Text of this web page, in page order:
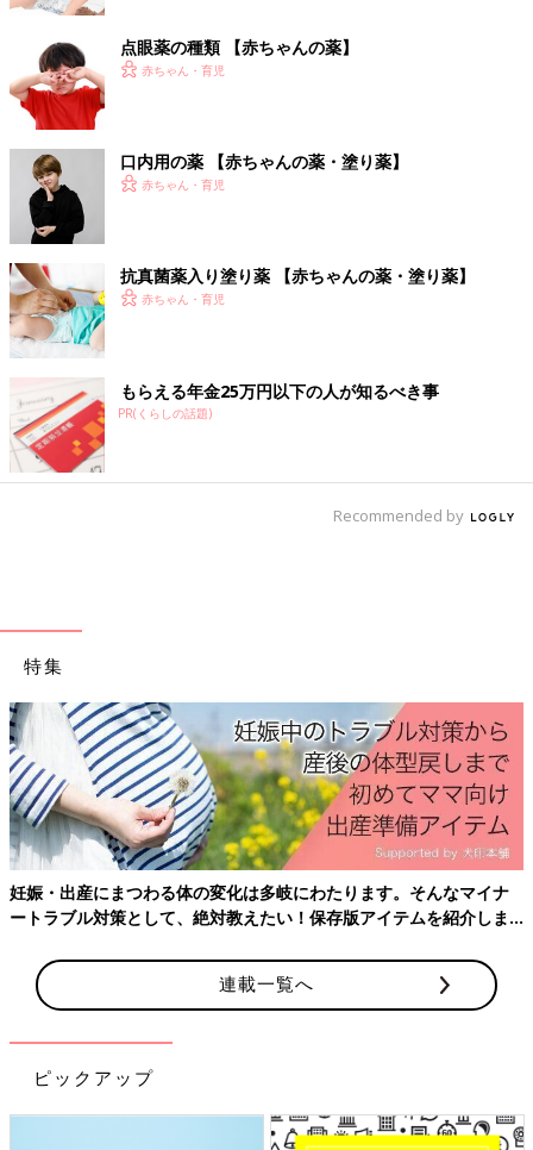
点眼薬の種類 【赤ちゃんの薬】
赤ちゃん・育児
口内用の薬 【赤ちゃんの薬・塗り薬】
赤ちゃん・育児
抗真菌薬入り塗り薬 【赤ちゃんの薬・塗り薬】
赤ちゃん・育児
もらえる年金25万円以下の人が知るべき事
PR(くらしの話題)
Recommended by
特集
妊娠・出産にまつわる体の変化は多岐にわたります。そんなマイナ
ートラブル対策として、絶対教えたい！保存版アイテムを紹介しま
連載一覧へ
ピックアップ